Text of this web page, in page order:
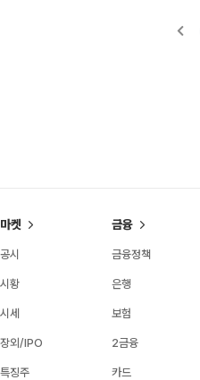
마켓
공시
시황
시세
장외/IPO
특징주
금융
금융정책
은행
보험
2금융
카드